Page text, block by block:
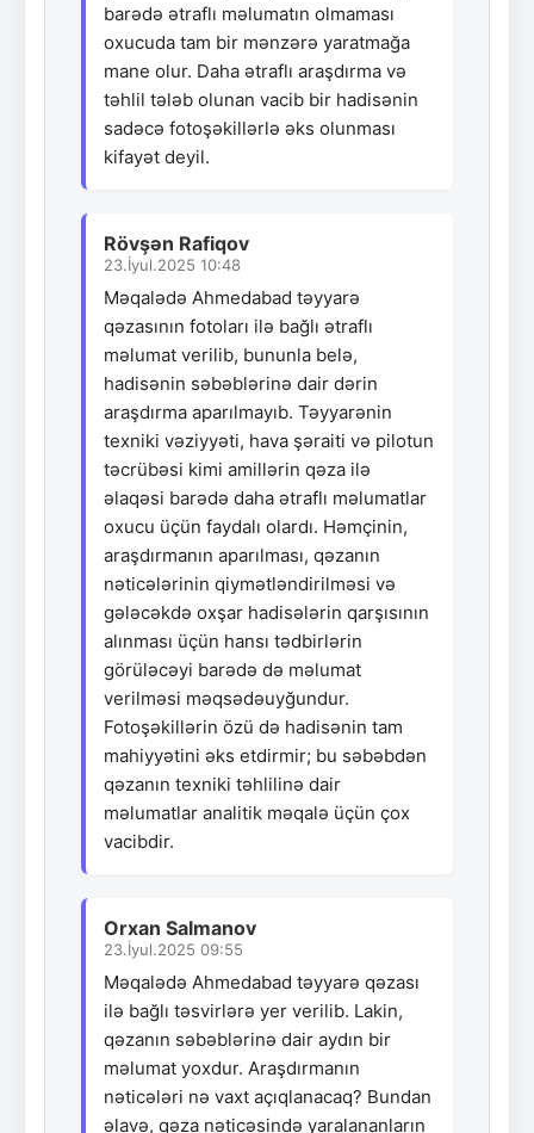
barədə ətraflı məlumatın olmaması
oxucuda tam bir mənzərə yaratmağa
mane olur. Daha ətraflı araşdırma və
təhlil tələb olunan vacib bir hadisənin
sadəcə fotoşəkillərlə əks olunması
kifayət deyil.
Rövşən Rafiqov
23.İyul.2025 10:48
Məqalədə Ahmedabad təyyarə
qəzasının fotoları ilə bağlı ətraflı
məlumat verilib, bununla belə,
hadisənin səbəblərinə dair dərin
araşdırma aparılmayıb. Təyyarənin
texniki vəziyyəti, hava şəraiti və pilotun
təcrübəsi kimi amillərin qəza ilə
əlaqəsi barədə daha ətraflı məlumatlar
oxucu üçün faydalı olardı. Həmçinin,
araşdırmanın aparılması, qəzanın
nəticələrinin qiymətləndirilməsi və
gələcəkdə oxşar hadisələrin qarşısının
alınması üçün hansı tədbirlərin
görüləcəyi barədə də məlumat
verilməsi məqsədəuyğundur.
Fotoşəkillərin özü də hadisənin tam
mahiyyətini əks etdirmir; bu səbəbdən
qəzanın texniki təhlilinə dair
məlumatlar analitik məqalə üçün çox
vacibdir.
Orxan Salmanov
23.İyul.2025 09:55
Məqalədə Ahmedabad təyyarə qəzası
ilə bağlı təsvirlərə yer verilib. Lakin,
qəzanın səbəblərinə dair aydın bir
məlumat yoxdur. Araşdırmanın
nəticələri nə vaxt açıqlanacaq? Bundan
əlavə, qəza nəticəsində yaralananların